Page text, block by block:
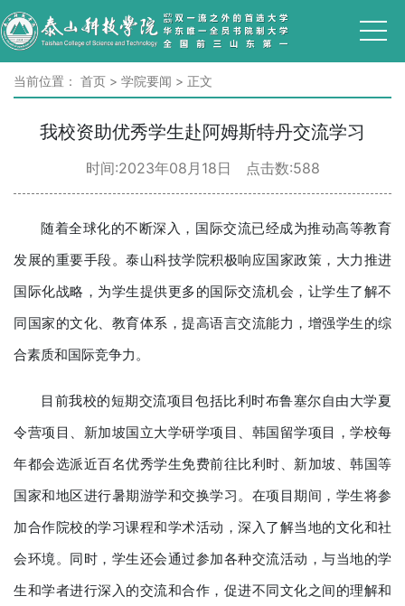
当前位置： 首页 > 学院要闻 > 正文
我校资助优秀学生赴阿姆斯特丹交流学习
时间:2023年08月18日 点击数:588
随着全球化的不断深入，国际交流已经成为推动高等教育
发展的重要手段。泰山科技学院积极响应国家政策，大力推进
国际化战略，为学生提供更多的国际交流机会，让学生了解不
同国家的文化、教育体系，提高语言交流能力，增强学生的综
合素质和国际竞争力。
目前我校的短期交流项目包括比利时布鲁塞尔自由大学夏
令营项目、新加坡国立大学研学项目、韩国留学项目，学校每
年都会选派近百名优秀学生免费前往比利时、新加坡、韩国等
国家和地区进行暑期游学和交换学习。在项目期间，学生将参
加合作院校的学习课程和学术活动，深入了解当地的文化和社
会环境。同时，学生还会通过参加各种交流活动，与当地的学
生和学者进行深入的交流和合作，促进不同文化之间的理解和